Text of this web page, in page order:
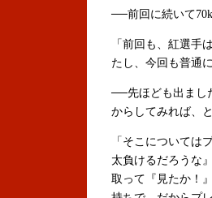
──前回に続いて
「前回も、紅選手
たし、今回も普通
──先ほども出まし
からしてみれば、
「そこについては
太負けるだろうな
取って『見たか！